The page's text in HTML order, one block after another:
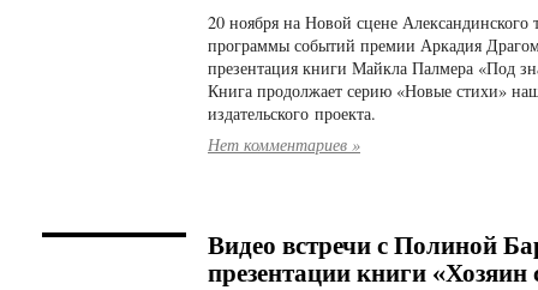
20 ноября на Новой сцене Александинского
программы событий премии Аркадия
презентация книги Майкла Палмера «Под
Книга продолжает серию «Новые стихи»
издательского проекта.
Нет комментариев »
Видео встречи с Полиной
презентации книги «Хозяин